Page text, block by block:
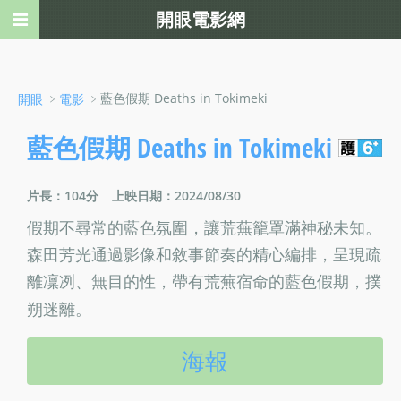
開眼 ﹥ 電影 ﹥藍色假期 Deaths in Tokimeki
藍色假期 Deaths in Tokimeki
片長：104分 上映日期：2024/08/30
假期不尋常的藍色氛圍，讓荒蕪籠罩滿神秘未知。
森田芳光通過影像和敘事節奏的精心編排，呈現疏
離凜冽、無目的性，帶有荒蕪宿命的藍色假期，撲
朔迷離。
海報
開眼電影網